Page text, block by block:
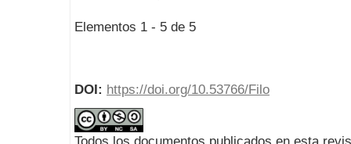
Elementos 1 - 5 de 5
DOI: https://doi.org/10.53766/Filo
Todos los documentos publicados en esta